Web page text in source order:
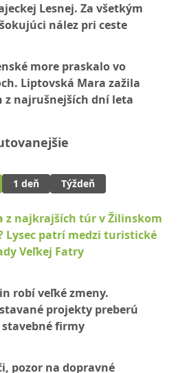
Lesnej. Za všetkým
nález pri ceste
more praskalo vo
Liptovská Mara zažila
z najrušnejších dní leta
1 deň Týždeň
z najkrajších túr v Žilinskom
Lysec patrí medzi turistické
Veľkej Fatry
robí veľké zmeny.
projekty preberú
stavebné firmy
pozor na dopravné